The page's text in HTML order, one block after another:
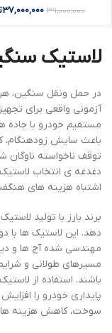
39,000,000
37,000,000
لاستیک
در حمل ‌ونقل سنگین، هر
آزمونی واقعی برای
مستقیم خودرو با جاده
باعث سایش
توقف ناخواسته ناوگان
دغدغه‌ ی انتخاب
اشتباه هزینه ‌های
برند بارز با تولید
دهد. این لاستیک‌ ها با
مهندسی‌ شده آج‌ ها و
مسیرهای طولانی و
باشند. استفاده از
پایداری خودرو را
سوخت، کاهش هزینه‌